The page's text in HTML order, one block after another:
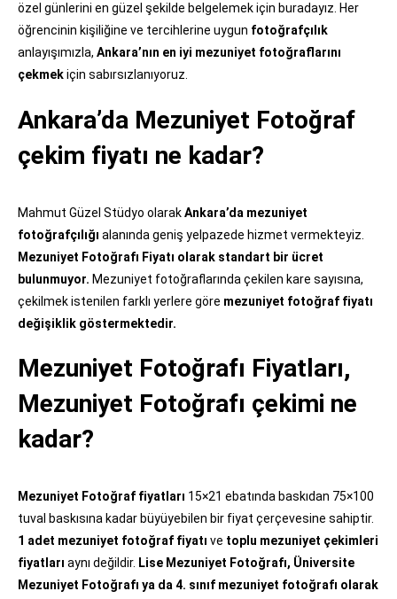
özel günlerini en güzel şekilde belgelemek için buradayız. Her
öğrencinin kişiliğine ve tercihlerine uygun fotoğrafçılık
anlayışımızla, Ankara’nın en iyi mezuniyet fotoğraflarını
çekmekiçin sabırsızlanıyoruz.
Ankara’da Mezuniyet Fotoğraf
çekim fiyatı ne kadar?
Mahmut Güzel Stüdyo olarakAnkara’da mezuniyet
fotoğrafçılığı alanında geniş yelpazede hizmet vermekteyiz.
Mezuniyet Fotoğrafı Fiyatı olarak standart bir ücret
bulunmuyor. Mezuniyet fotoğraflarında çekilen kare sayısına,
çekilmek istenilen farklı yerlere göre mezuniyet fotoğraf fiyatı
değişiklik göstermektedir.
Mezuniyet Fotoğrafı Fiyatları,
Mezuniyet Fotoğrafı çekimi ne
kadar?
Mezuniyet Fotoğraf fiyatları 15×21 ebatında baskıdan 75×100
tuval baskısına kadar büyüyebilen bir fiyat çerçevesine sahiptir.
1 adet mezuniyet fotoğraf fiyatı ve toplu mezuniyet çekimleri
fiyatları aynı değildir. Lise Mezuniyet Fotoğrafı, Üniversite
Mezuniyet Fotoğrafı ya da 4. sınıf mezuniyet fotoğrafı olarak